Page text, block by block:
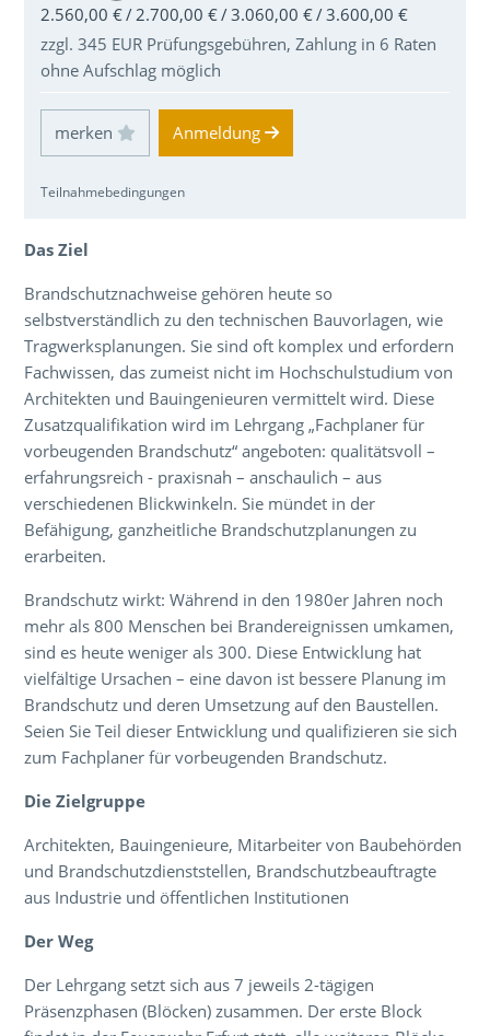
2.560,00 € / 2.700,00 € / 3.060,00 € / 3.600,00 €
zzgl. 345 EUR Prüfungsgebühren, Zahlung in 6 Raten
ohne Aufschlag möglich
Einloggen und Merkliste benutzen
Anmeldung
Teilnahmebedingungen
Über den Inhalt der Veranstaltung
Das Ziel
Brandschutznachweise gehören heute so
selbstverständlich zu den technischen Bauvorlagen, wie
Tragwerksplanungen. Sie sind oft komplex und erfordern
Fachwissen, das zumeist nicht im Hochschulstudium von
Architekten und Bauingenieuren vermittelt wird. Diese
Zusatzqualifikation wird im Lehrgang „Fachplaner für
vorbeugenden Brandschutz“ angeboten: qualitätsvoll –
erfahrungsreich - praxisnah – anschaulich – aus
verschiedenen Blickwinkeln. Sie mündet in der
Befähigung, ganzheitliche Brandschutzplanungen zu
erarbeiten.
Brandschutz wirkt: Während in den 1980er Jahren noch
mehr als 800 Menschen bei Brandereignissen umkamen,
sind es heute weniger als 300. Diese Entwicklung hat
vielfältige Ursachen – eine davon ist bessere Planung im
Brandschutz und deren Umsetzung auf den Baustellen.
Seien Sie Teil dieser Entwicklung und qualifizieren sie sich
zum Fachplaner für vorbeugenden Brandschutz.
Die Zielgruppe
Architekten, Bauingenieure, Mitarbeiter von Baubehörden
und Brandschutzdienststellen, Brandschutzbeauftragte
aus Industrie und öffentlichen Institutionen
Der Weg
Der Lehrgang setzt sich aus 7 jeweils 2-tägigen
Präsenzphasen (Blöcken) zusammen. Der erste Block